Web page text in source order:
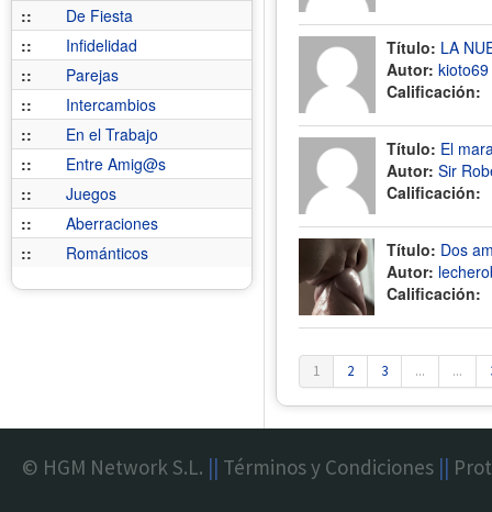
::
De Fiesta
::
Infidelidad
::
Parejas
::
Intercambios
::
En el Trabajo
::
Entre Amig@s
::
Juegos
::
Aberraciones
::
Románticos
Título: LA
Autor: kioto69
Calificación:
Título: El
Autor: Sir
Calificación:
Título: Dos
Autor:
Calificación:
1 2 3 ... ...
© HGM Network S.L. || Términos y Condiciones ||